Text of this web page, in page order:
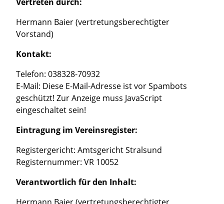
Hermann Baier (vertretungsberechtigter
Vorstand)
Kontakt:
Telefon: 038328-70932
E-Mail: Diese E-Mail-Adresse ist vor Spambots
geschützt! Zur Anzeige muss JavaScript
eingeschaltet sein!
Eintragung im Vereinsregister:
Registergericht: Amtsgericht Stralsund
Registernummer: VR 10052
Verantwortlich für den Inhalt: